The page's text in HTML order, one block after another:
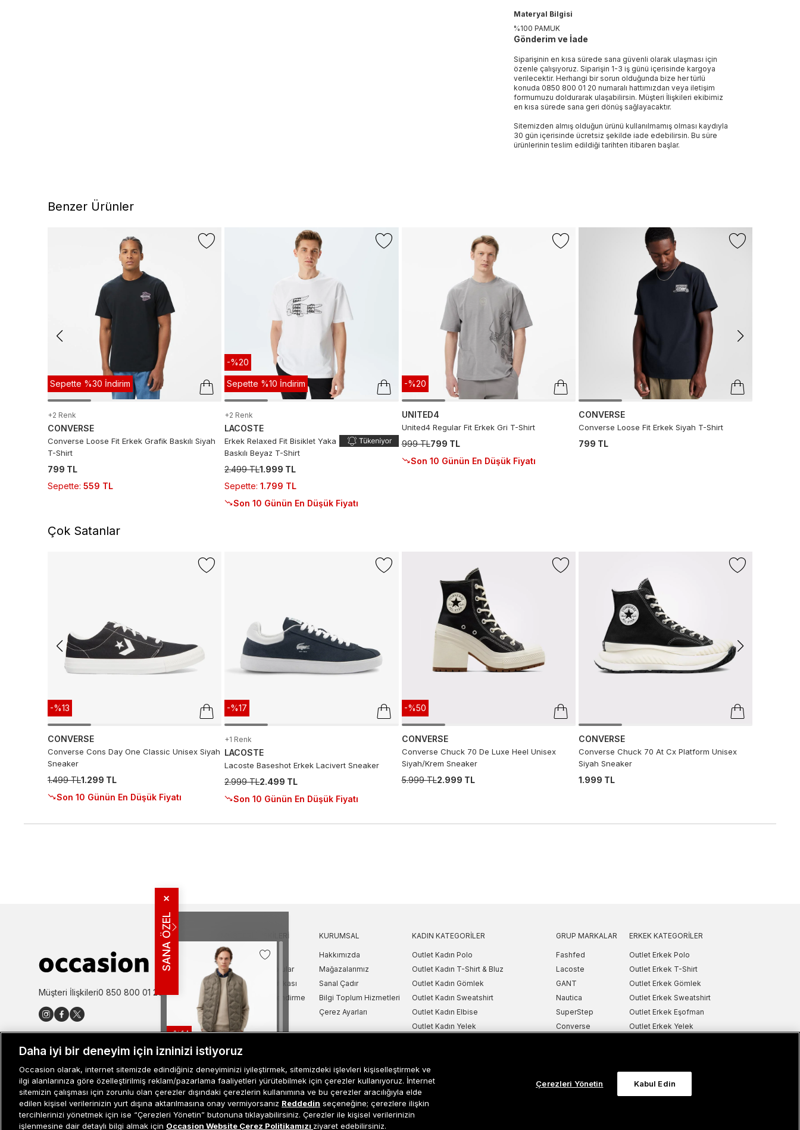
Materyal Bilgisi
%100 PAMUK
Gönderim ve İade
Siparişinin en kısa sürede sana güvenli olarak ulaşması için
özenle çalışıyoruz. Siparişin 1-3 iş günü içerisinde kargoya
verilecektir. Herhangi bir sorun olduğunda bize her türlü
konuda 0850 800 01 20 numaralı hattımızdan veya iletişim
formumuzu doldurarak ulaşabilirsin. Müşteri İlişkileri ekibimiz
en kısa sürede sana geri dönüş sağlayacaktır.
Sitemizden almış olduğun ürünü kullanılmamış olması kaydıyla
30 gün içerisinde ücretsiz şekilde iade edebilirsin. Bu süre
ürünlerinin teslim edildiği tarihten itibaren başlar.
Benzer Ürünler
Sepette %30 İndirim
+2 Renk
CONVERSE
Converse Loose Fit Erkek Grafik Baskılı Siyah
T-Shirt
799 TL
Sepette: 559 TL
-%20
Sepette %10 İndirim
+2 Renk
LACOSTE
Erkek Relaxed Fit Bisiklet Yaka
Baskılı Beyaz T-Shirt
2.499 TL1.999 TL
Sepette: 1.799 TL
Son 10 Günün En Düşük Fiyatı
-%20
UNITED4
United4 Regular Fit Erkek Gri T-Shirt
999 TL799 TL
Son 10 Günün En Düşük Fiyatı
CONVERSE
Converse Loose Fit Erkek Siyah T-Shirt
799 TL
Çok Satanlar
-%13
CONVERSE
Converse Cons Day One Classic Unisex Siyah
Sneaker
1.499 TL1.299 TL
Son 10 Günün En Düşük Fiyatı
-%17
+1 Renk
LACOSTE
Lacoste Baseshot Erkek Lacivert Sneaker
2.999 TL2.499 TL
Son 10 Günün En Düşük Fiyatı
-%50
CONVERSE
Converse Chuck 70 De Luxe Heel Unisex
Siyah/Krem Sneaker
5.999 TL2.999 TL
CONVERSE
Converse Chuck 70 At Cx Platform Unisex
Siyah Sneaker
1.999 TL
Müşteri İlişkileri0 850 800 01 20
MÜŞTERI İLIŞKILERI
Bize Ulaşın
Sıkça Sorulan Sorular
İade ve İptal Politikası
Kampanya Bilgilendirme
Kullanım Şartları
Aydınlatma Metni
Misafir Üye Sipariş Takip
İşlem Rehberi
KURUMSAL
Hakkımızda
Mağazalarımız
Sanal Çadır
Bilgi Toplum Hizmetleri
Çerez Ayarları
KADIN KATEGORILER
Outlet Kadın Polo
Outlet Kadın T-Shirt & Bluz
Outlet Kadın Gömlek
Outlet Kadın Sweatshirt
Outlet Kadın Elbise
Outlet Kadın Yelek
Outlet Kadın Çanta & Cüzdan
GRUP MARKALAR
Fashfed
Lacoste
GANT
Nautica
SuperStep
Converse
ERKEK KATEGORILER
Outlet Erkek Polo
Outlet Erkek T-Shirt
Outlet Erkek Gömlek
Outlet Erkek Sweatshirt
Outlet Erkek Eşofman
Outlet Erkek Yelek
Occasion bir EREN PERAKENDE markasıdır. © Eren Holding
Daha iyi bir deneyim için izninizi istiyoruz
Occasion olarak, internet sitemizde edindiğiniz deneyiminizi iyileştirmek, sitemizdeki işlevleri kişiselleştirmek ve
ilgi alanlarınıza göre özelleştirilmiş reklam/pazarlama faaliyetleri yürütebilmek için çerezler kullanıyoruz. İnternet
sitemizin çalışması için zorunlu olan çerezler dışındaki çerezlerin kullanımına ve bu çerezler aracılığıyla elde
edilen kişisel verilerinizin yurt dışına aktarılmasına onay vermiyorsanız Reddedin seçeneğine; çerezlere ilişkin
tercihlerinizi yönetmek için ise “Çerezleri Yönetin” butonuna tıklayabilirsiniz. Çerezler ile kişisel verilerinizin
işlenmesine dair detaylı bilgi almak için Occasion Website Çerez Politikamızı ziyaret edebilirsiniz.
Çerezleri Yönetin Kabul Edin
SANA ÖZEL
✕
-%14
Nautica Erkek Kahverengi
Regular Fit Yelek
3.499 TL2.999 TL